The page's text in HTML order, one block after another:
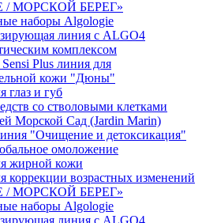
/ МОРСКОЙ БЕРЕГ»
наборы Algologie
линия с ALGO4
комплексом
Plus линия для
кожи "Дюны"
глаз и губ
со стволовыми клетками
Морской Сад (Jardin Marin)
"Очищение и детоксикация"
омоложение
жирной кожи
коррекции возрастных изменений
/ МОРСКОЙ БЕРЕГ»
наборы Algologie
линия с ALGO4